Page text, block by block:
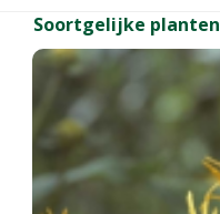
Soortgelijke planten